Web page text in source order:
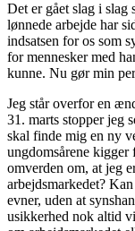
Det er gået slag i
lønnede arbejde har
indsatsen for os som
for mennesker med
kunne. Nu gør min
Jeg står overfor en
31. marts stopper jeg
skal finde mig en ny
ungdomsårene kigger
omverden om, at jeg
arbejdsmarkedet?
evner, uden at
usikkerhed nok altid